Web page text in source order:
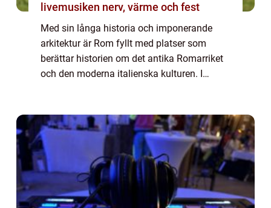
livemusiken nerv, värme och fest
Med sin långa historia och imponerande
arkitektur är Rom fyllt med platser som
berättar historien om det antika Romarriket
och den moderna italienska kulturen. I